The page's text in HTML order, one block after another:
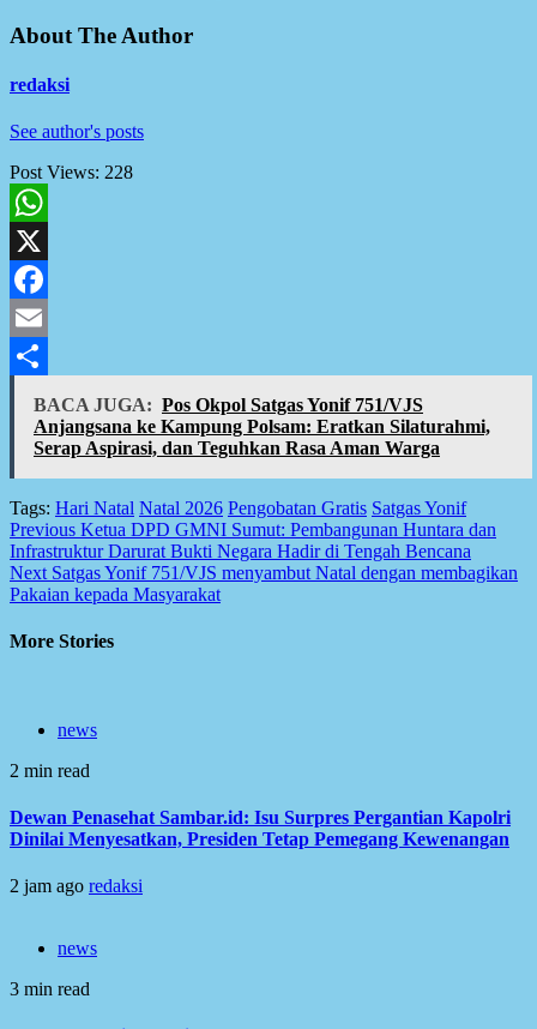
About The Author
redaksi
See author's posts
Post Views: 228
WhatsApp
X
Facebook
Email
Share
BACA JUGA: Pos Okpol Satgas Yonif 751/VJS
Anjangsana ke Kampung Polsam: Eratkan Silaturahmi,
Serap Aspirasi, dan Teguhkan Rasa Aman Warga
Tags: Hari Natal Natal 2026 Pengobatan Gratis Satgas Yonif
Post
navigation
Previous Ketua DPD GMNI Sumut: Pembangunan Huntara dan
Infrastruktur Darurat Bukti Negara Hadir di Tengah Bencana
Next Satgas Yonif 751/VJS menyambut Natal dengan membagikan
Pakaian kepada Masyarakat
More Stories
news
2 min read
Dewan Penasehat Sambar.id: Isu Surpres Pergantian Kapolri
Dinilai Menyesatkan, Presiden Tetap Pemegang Kewenangan
2 jam ago redaksi
news
3 min read